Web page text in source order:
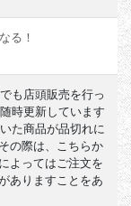
る！
も店頭販売を行っ
時更新しています
た商品が品切れに
の際は、こちらか
よってはご注文を
ありますことをあ